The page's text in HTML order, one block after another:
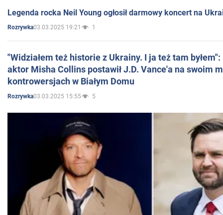
Legenda rocka Neil Young ogłosił darmowy koncert na
Rozrywka03.03.2025 19:21 1
"Widziałem też historie z Ukrainy. I ja też tam
aktor Misha Collins postawił J.D. Vance'a na swoim
kontrowersjach w Białym Domu
Rozrywka03.03.2025 15:55 5